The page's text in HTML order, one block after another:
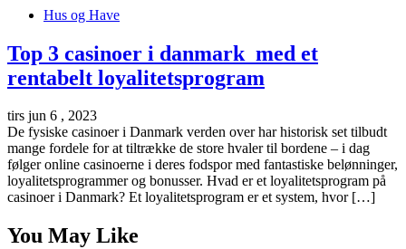
Hus og Have
Top 3 casinoer i danmark med et
rentabelt loyalitetsprogram
tirs jun 6 , 2023
De fysiske casinoer i Danmark verden over har historisk set tilbudt
mange fordele for at tiltrække de store hvaler til bordene – i dag
følger online casinoerne i deres fodspor med fantastiske belønninger,
loyalitetsprogrammer og bonusser. Hvad er et loyalitetsprogram på
casinoer i Danmark? Et loyalitetsprogram er et system, hvor […]
You May Like